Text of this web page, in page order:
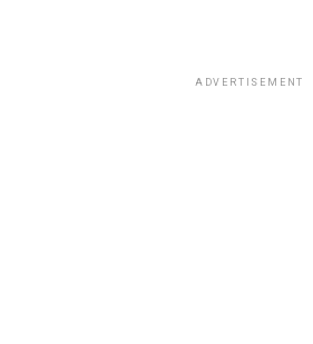
ADVERTISEMENT